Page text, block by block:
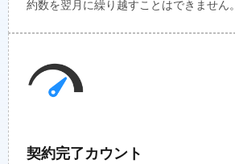
約数を翌月に繰り越すことはできません。
契約完了カウント